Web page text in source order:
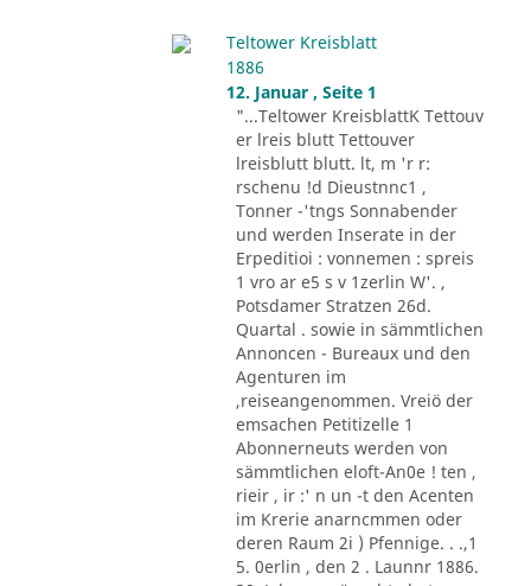
Teltower Kreisblatt
1886
12. Januar , Seite 1
"...Teltower KreisblattK Tettouv
er lreis blutt Tettouver
lreisblutt blutt. lt, m 'r r:
rschenu !d Dieustnnc1 ,
Tonner -'tngs Sonnabender
und werden Inserate in der
Erpeditioi : vonnemen : spreis
1 vro ar e5 s v 1zerlin W'. ,
Potsdamer Stratzen 26d.
Quartal . sowie in sämmtlichen
Annoncen - Bureaux und den
Agenturen im
,reiseangenommen. Vreiö der
emsachen Petitizelle 1
Abonnerneuts werden von
sämmtlichen eloft-An0e ! ten ,
rieir , ir :' n un -t den Acenten
im Krerie anarncmmen oder
deren Raum 2i ) Pfennige. . .,1
5. 0erlin , den 2 . Launnr 1886.